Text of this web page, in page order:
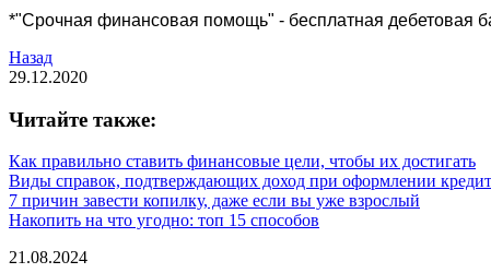
*"Срочная финансовая помощь" - бесплатная дебетовая
Назад
29.12.2020
Читайте также:
Как правильно ставить финансовые цели, чтобы их достигать
Виды справок, подтверждающих доход при оформлении
7 причин завести копилку, даже если вы уже взрослый
Накопить на что угодно: топ 15 способов
21.08.2024